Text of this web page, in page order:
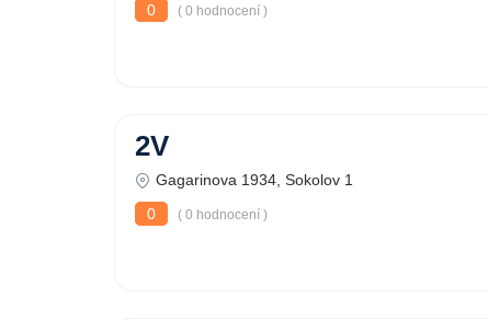
0
( 0 hodnocení )
2V
Gagarinova 1934, Sokolov 1
0
( 0 hodnocení )